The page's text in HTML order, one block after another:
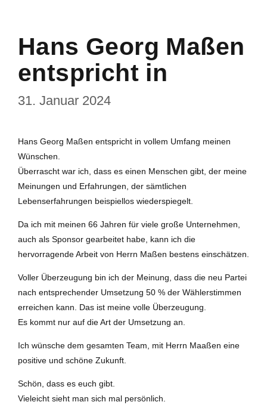
Hans Georg Maßen
entspricht in
31. Januar 2024
Hans Georg Maßen entspricht in vollem Umfang meinen
Wünschen.
Überrascht war ich, dass es einen Menschen gibt, der meine
Meinungen und Erfahrungen, der sämtlichen
Lebenserfahrungen beispiellos wiederspiegelt.
Da ich mit meinen 66 Jahren für viele große Unternehmen,
auch als Sponsor gearbeitet habe, kann ich die
hervorragende Arbeit von Herrn Maßen bestens einschätzen.
Voller Überzeugung bin ich der Meinung, dass die neu Partei
nach entsprechender Umsetzung 50 % der Wählerstimmen
erreichen kann. Das ist meine volle Überzeugung.
Es kommt nur auf die Art der Umsetzung an.
Ich wünsche dem gesamten Team, mit Herrn Maaßen eine
positive und schöne Zukunft.
Schön, dass es euch gibt.
Vieleicht sieht man sich mal persönlich.